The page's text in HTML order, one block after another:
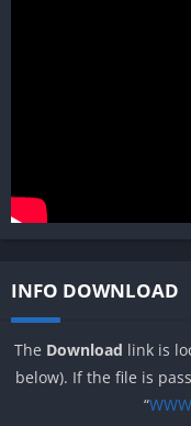
INFO DOWNLOAD
The Download link is
below). If the file is
“